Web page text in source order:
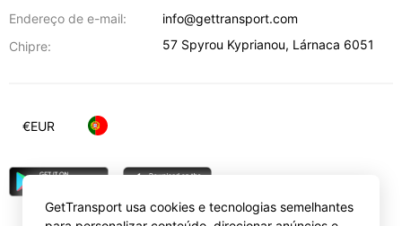
Endereço de e-mail:
info@gettransport.com
Chipre:
57 Spyrou Kyprianou, Lárnaca 6051
€EUR
GetTransport usa cookies e tecnologias semelhantes